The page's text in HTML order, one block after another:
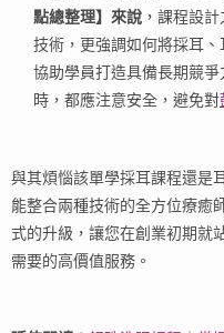
點總整理】來說 ，課程設
技術，更強調如何將採耳
協助學員打造具備長期競
時，都應注意安全，避免對
與其煩惱該單學採耳課程還是
能整合兩種技術的全方位療癒
式的升級，讓您在創業初期就
需要的高價值服務。